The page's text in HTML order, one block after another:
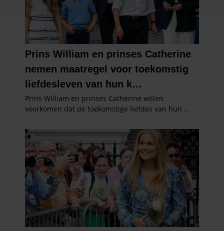
personaliseren, om functies voor social media te bieden
en om ons websiteverkeer te analyseren. Ook delen we
informatie over uw gebruik van onze site met onze
partners voor social media, adverteren en analyse. Deze
partners kunnen deze gegevens combineren met andere
informatie die u aan ze heeft verstrekt of die ze hebben
verzameld op basis van uw gebruik van hun services. U
gebruiken.